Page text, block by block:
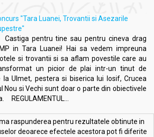
"Tara Luanei, Trovantii si Asezarile
pentru tine sau pentru cineva drag
in Tara Luanei! Hai sa vedem impreuna
si trovantii si sa aflam povestile care au
un picior de plai intr-un tinut de
la Ulmet, pestera si biserica lui Iosif, Crucea
Nou si Vechi sunt doar o parte din obiectivele
REGULAMENTUL...
raspunderea pentru rezultatele obtinute in
deoarece efectele acestora pot fi diferite